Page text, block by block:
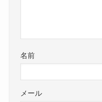
名前
メール